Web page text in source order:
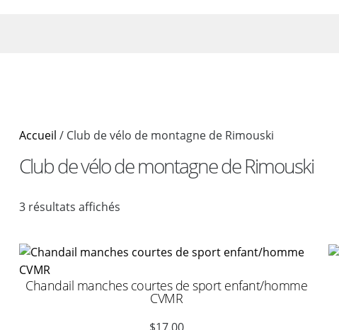
Accueil / Club de vélo de montagne de Rimouski
Club de vélo de montagne de Rimouski
3 résultats affichés
Chandail manches courtes de sport enfant/homme
CVMR